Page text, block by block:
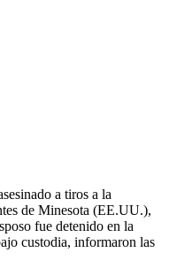
a tiros a la
de Minesota (EE.UU.),
fue detenido en la
custodia, informaron las